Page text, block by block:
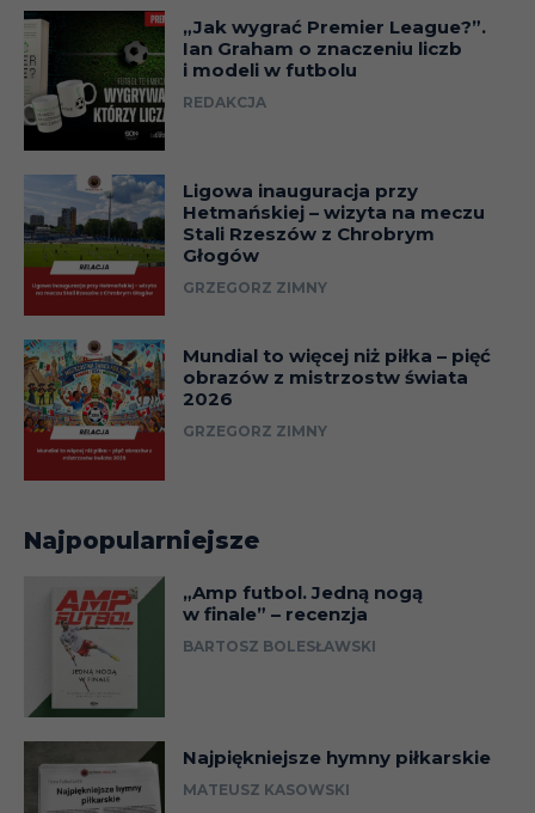
„Jak wygrać Premier League?”.
Ian Graham o znaczeniu liczb
i modeli w futbolu
REDAKCJA
Ligowa inauguracja przy
Hetmańskiej – wizyta na meczu
Stali Rzeszów z Chrobrym
Głogów
GRZEGORZ ZIMNY
Mundial to więcej niż piłka – pięć
obrazów z mistrzostw świata
2026
GRZEGORZ ZIMNY
Najpopularniejsze
„Amp futbol. Jedną nogą
w finale” – recenzja
BARTOSZ BOLESŁAWSKI
Najpiękniejsze hymny piłkarskie
MATEUSZ KASOWSKI